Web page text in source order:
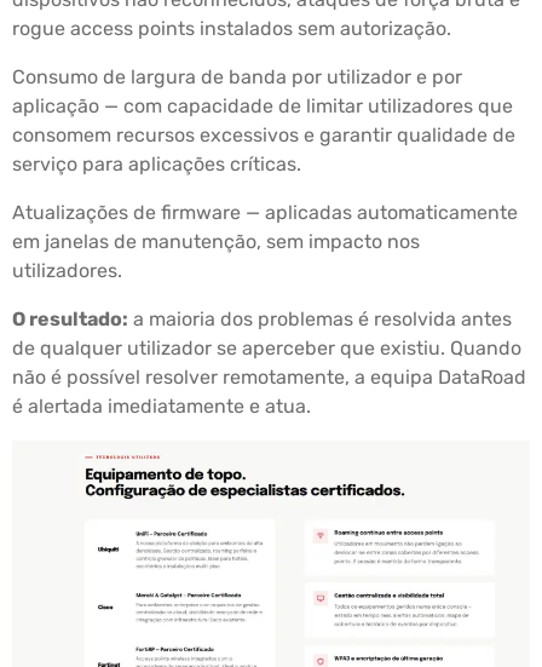
rogue access points instalados sem autorização.
Consumo de largura de banda por utilizador e por
aplicação — com capacidade de limitar utilizadores que
consomem recursos excessivos e garantir qualidade de
serviço para aplicações críticas.
Atualizações de firmware — aplicadas automaticamente
em janelas de manutenção, sem impacto nos
utilizadores.
O resultado: a maioria dos problemas é resolvida antes
de qualquer utilizador se aperceber que existiu. Quando
não é possível resolver remotamente, a equipa DataRoad
é alertada imediatamente e atua.